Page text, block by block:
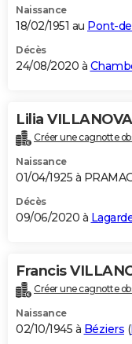
Naissance
18/02/1951 au Pont-
Décès
24/08/2020 à
Lilia VILLANOVA
Créer une cagnotte
Naissance
01/04/1925 à
Décès
09/06/2020 à
Francis
Créer une cagnotte
Naissance
02/10/1945 à Béziers (